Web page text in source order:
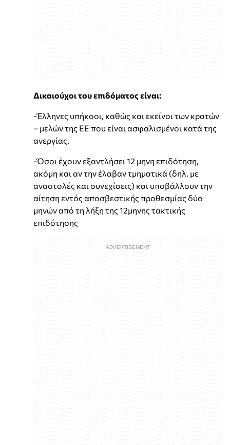
Δικαιούχοι του επιδόματος είναι:
-Έλληνες υπήκοοι, καθώς και εκείνοι των κρατών
– μελών της ΕΕ που είναι ασφαλισμένοι κατά της
ανεργίας.
-Όσοι έχουν εξαντλήσει 12 μηνη επιδότηση,
ακόμη και αν την έλαβαν τμηματικά (δηλ. με
αναστολές και συνεχίσεις) και υποβάλλουν την
αίτηση εντός αποσβεστικής προθεσμίας δύο
μηνών από τη λήξη της 12μηνης τακτικής
επιδότησης